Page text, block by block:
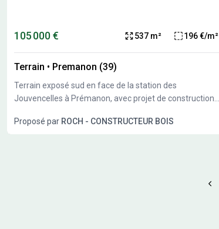
105 000 € 537 m² 196 €/m²
Terrain • Premanon (39)
Terrain exposé sud en face de la station des
Jouvencelles à Prémanon, avec projet de construction
Proposé par ROCH - CONSTRUCTEUR BOIS